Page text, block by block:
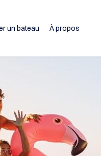
un bateau À propos